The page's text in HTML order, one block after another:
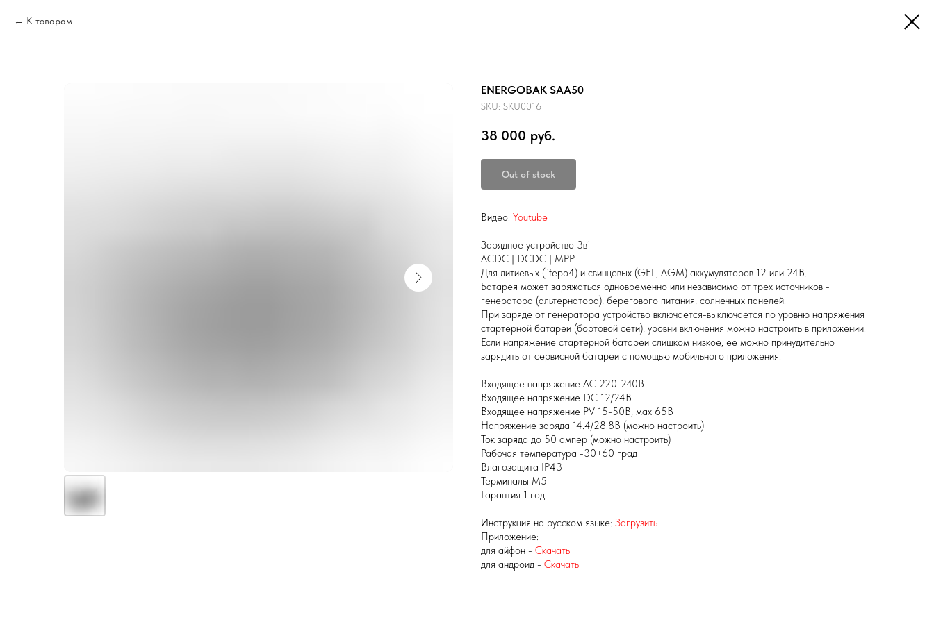
К товарам
ENERGOBAK SAA50
SKU: SKU0016
38 000 руб.
Out of stock
Видео: Youtube
Зарядное устройство 3в1
ACDC | DCDC | MPPT
Для литиевых (lifepo4) и свинцовых (GEL, AGM) аккумуляторов 12 или 24В.
Батарея может заряжаться одновременно или независимо от трех источников -
генератора (альтернатора), берегового питания, солнечных панелей.
При заряде от генератора устройство включается-выключается по уровню напряжения
стартерной батареи (бортовой сети), уровни включения можно настроить в приложении.
Если напряжение стартерной батареи слишком низкое, ее можно принудительно
зарядить от сервисной батареи с помощью мобильного приложения.
Входящее напряжение AC 220-240В
Входящее напряжение DC 12/24В
Входящее напряжение PV 15-50В, мах 65В
Напряжение заряда 14.4/28.8В (можно настроить)
Ток заряда до 50 ампер (можно настроить)
Рабочая температура -30+60 град
Влагозащита IP43
Терминалы М5
Гарантия 1 год
Инструкция на русском языке: Загрузить
Приложение:
для айфон - Скачать
для андроид - Скачать